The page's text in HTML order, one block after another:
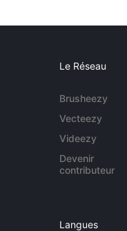
Le Réseau
Brusheezy
Vecteezy
Videezy
Devenir
contributeur
Langues